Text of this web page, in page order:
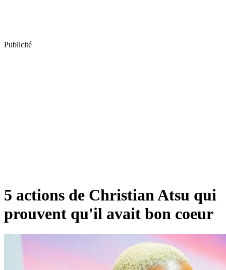
Publicité
5 actions de Christian Atsu qui
prouvent qu'il avait bon coeur